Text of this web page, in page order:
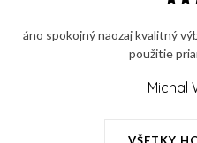
áno spokojný naozaj kvalitný
použitie
Michal